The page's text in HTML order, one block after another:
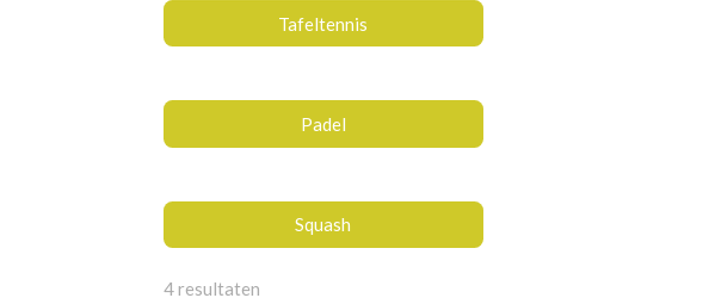
Tafeltennis
Padel
Squash
4 resultaten